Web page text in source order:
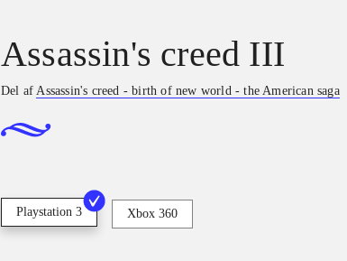
Assassin's creed III
Del afAssassin's creed - birth of new world - the American saga
Playstation 3 Xbox 360